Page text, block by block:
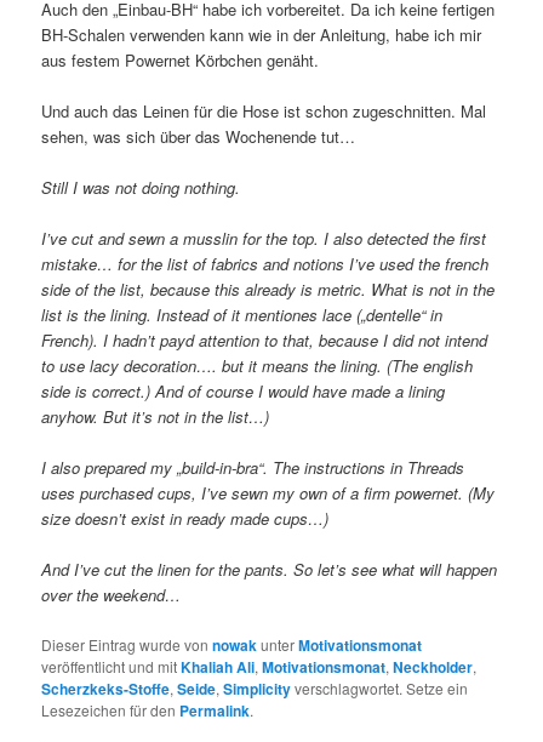
Auch den „Einbau-BH“ habe ich vorbereitet. Da ich keine fertigen
BH-Schalen verwenden kann wie in der Anleitung, habe ich mir
aus festem Powernet Körbchen genäht.
Und auch das Leinen für die Hose ist schon zugeschnitten. Mal
sehen, was sich über das Wochenende tut…
Still I was not doing nothing.
I’ve cut and sewn a musslin for the top. I also detected the first
mistake… for the list of fabrics and notions I’ve used the french
side of the list, because this already is metric. What is not in the
list is the lining. Instead of it mentiones lace („dentelle“ in
French). I hadn’t payd attention to that, because I did not intend
to use lacy decoration…. but it means the lining. (The english
side is correct.) And of course I would have made a lining
anyhow. But it’s not in the list…)
I also prepared my „build-in-bra“. The instructions in Threads
uses purchased cups, I’ve sewn my own of a firm powernet. (My
size doesn’t exist in ready made cups…)
And I’ve cut the linen for the pants. So let’s see what will happen
over the weekend…
Dieser Eintrag wurde vonnowak unterMotivationsmonat
veröffentlicht und mitKhaliah Ali,Motivationsmonat,Neckholder,
Scherzkeks-Stoffe,Seide,Simplicityverschlagwortet. Setze ein
Lesezeichen für den Permalink.